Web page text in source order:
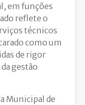
em funções
reflete o
técnicos
como um
de rigor
gestão
Municipal de